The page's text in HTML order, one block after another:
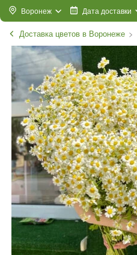
Воронеж Дата доставки
Доставка цветов в Воронеже